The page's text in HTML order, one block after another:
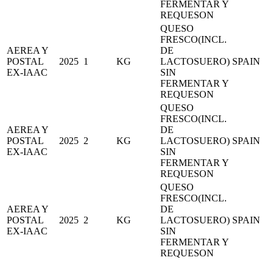
FERMENTAR Y
REQUESON
AEREA Y
POSTAL
EX-IAAC
2025 1 KG
QUESO
FRESCO(INCL.
DE
LACTOSUERO)
SIN
FERMENTAR Y
REQUESON
SPAIN
AEREA Y
POSTAL
EX-IAAC
2025 2 KG
QUESO
FRESCO(INCL.
DE
LACTOSUERO)
SIN
FERMENTAR Y
REQUESON
SPAIN
AEREA Y
POSTAL
EX-IAAC
2025 2 KG
QUESO
FRESCO(INCL.
DE
LACTOSUERO)
SIN
FERMENTAR Y
REQUESON
SPAIN